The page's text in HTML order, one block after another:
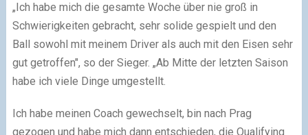
„Ich habe mich die gesamte Woche über nie groß in
Schwierigkeiten gebracht, sehr solide gespielt und den
Ball sowohl mit meinem Driver als auch mit den Eisen sehr
gut getroffen", so der Sieger. „Ab Mitte der letzten Saison
habe ich viele Dinge umgestellt.
Ich habe meinen Coach gewechselt, bin nach Prag
gezogen und habe mich dann entschieden, die Qualifying